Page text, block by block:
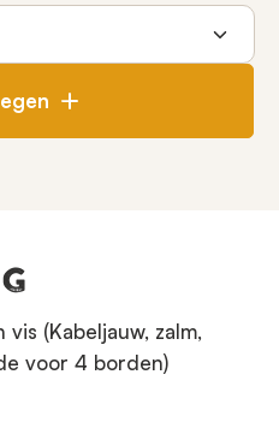
(Kabeljauw, zalm,
voor 4 borden)